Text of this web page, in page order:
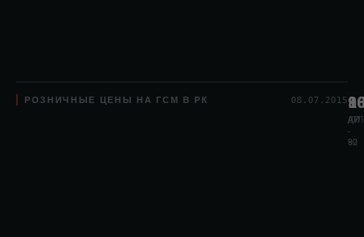
РОЗНИЧНЫЕ ЦЕНЫ НА ГСМ В РК 08.07.2015
АИ
-
80
АИ
-
92
ДТЛ